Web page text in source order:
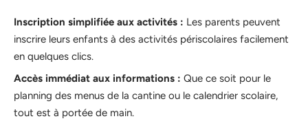
Inscription simplifiée aux activités : Les parents peuvent
inscrire leurs enfants à des activités périscolaires facilement
en quelques clics.
Accès immédiat aux informations : Que ce soit pour le
planning des menus de la cantine ou le calendrier scolaire,
tout est à portée de main.